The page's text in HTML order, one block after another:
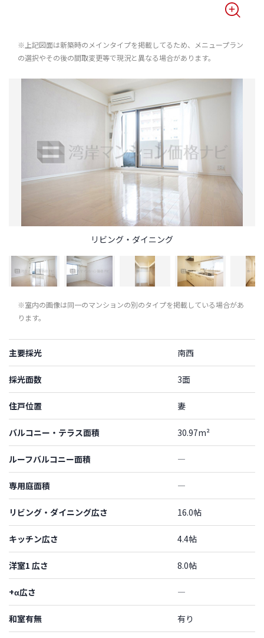
※上記図面は新築時のメインタイプを掲載してるため、メニュープラン
の選択やその後の間取変更等で現況と異なる場合があります。
リビング・ダイニング
※室内の画像は同一のマンションの別のタイプを掲載している場合があ
ります。
主要採光 南西
採光面数 3面
住戸位置 妻
バルコニー・テラス面積 30.97m²
ルーフバルコニー面積 ―
専用庭面積 ―
リビング・ダイニング広さ 16.0帖
キッチン広さ 4.4帖
洋室1 広さ 8.0帖
+α広さ ―
和室有無 有り